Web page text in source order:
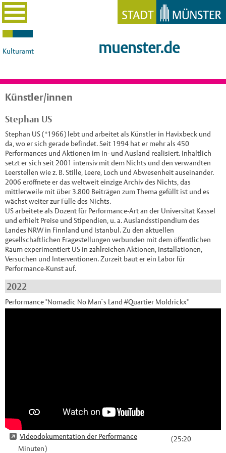
Kulturamt muenster.de
Künstler/innen
Stephan US
Stephan US (*1966) lebt und arbeitet als Künstler in Havixbeck und
da, wo er sich gerade befindet. Seit 1994 hat er mehr als 450
Performances und Aktionen im In- und Ausland realisiert. Inhaltlich
setzt er sich seit 2001 intensiv mit dem Nichts und den verwandten
Leerstellen wie z. B. Stille, Leere, Loch und Abwesenheit auseinander.
2006 eröffnete er das weltweit einzige Archiv des Nichts, das
mittlerweile mit über 3.800 Beiträgen zum Thema gefüllt ist und es
wächst weiter zur Fülle des Nichts.
US arbeitete als Dozent für Performance-Art an der Universität Kassel
und erhielt Preise und Stipendien, u. a. Auslandsstipendium des
Landes NRW in Finnland und Istanbul. Zu den aktuellen
gesellschaftlichen Fragestellungen verbunden mit dem öffentlichen
Raum experimentiert US in zahlreichen Aktionen, Installationen,
Versuchen und Interventionen. Zurzeit baut er ein Labor für
Performance-Kunst auf.
2022
Performance "Nomadic No Man´s Land #Quartier Moldrickx"
Videodokumentation der Performance
(25:20
Minuten)